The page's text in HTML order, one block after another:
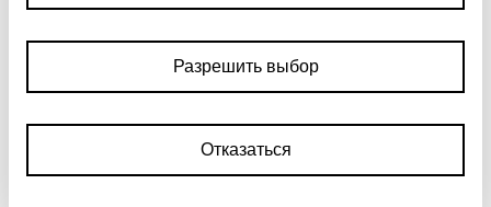
Разрешить выбор
Отказаться